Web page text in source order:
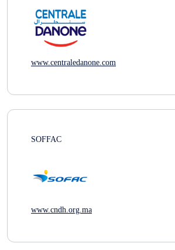
www.centraledanone.com
SOFFAC
www.cndh.org.ma